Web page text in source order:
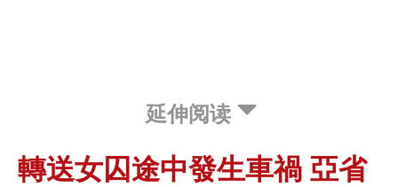
延伸阅读
轉送女囚途中發生車禍 亞省